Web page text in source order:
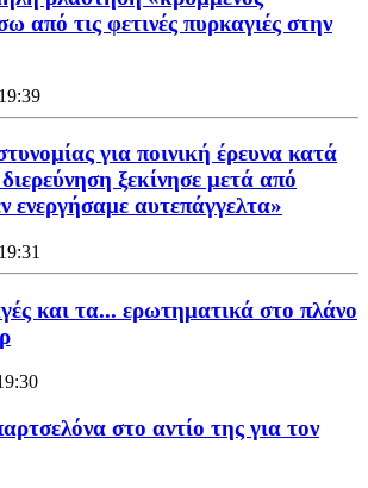
από τις φετινές πυρκαγιές στην
για ποινική έρευνα κατά
ξεκίνησε μετά από
ενεργήσαμε αυτεπάγγελτα»
και τα... ερωτηματικά στο πλάνο
στο αντίο της για τον